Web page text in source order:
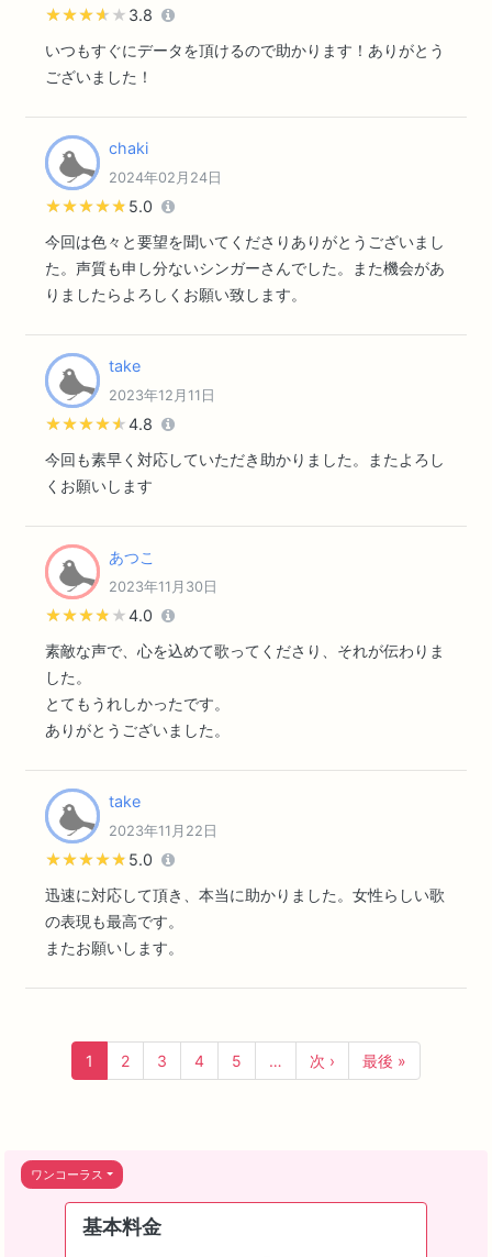
★★★★★
★★★★★ 3.8
いつもすぐにデータを頂けるので助かります！ありがとう
ございました！
chaki
2024年02月24日
★★★★★
★★★★★ 5.0
今回は色々と要望を聞いてくださりありがとうございまし
た。声質も申し分ないシンガーさんでした。また機会があ
りましたらよろしくお願い致します。
take
2023年12月11日
★★★★★
★★★★★4.8
今回も素早く対応していただき助かりました。またよろし
くお願いします
あつこ
2023年11月30日
★★★★★
★★★★★4.0
素敵な声で、心を込めて歌ってくださり、それが伝わりま
した。
とてもうれしかったです。
ありがとうございました。
take
2023年11月22日
★★★★★
★★★★★ 5.0
迅速に対応して頂き、本当に助かりました。女性らしい歌
の表現も最高です。
またお願いします。
1 2 3 4 5 … 次 › 最後 »
ワンコーラス
基本料金